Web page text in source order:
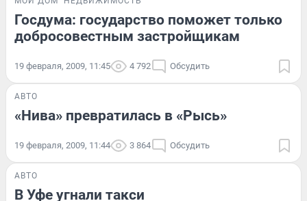
Госдума: государство поможет только
добросовестным застройщикам
19 февраля, 2009, 11:45 4 792 Обсудить
АВТО
«Нива» превратилась в «Рысь»
19 февраля, 2009, 11:44 3 864 Обсудить
АВТО
В Уфе угнали такси